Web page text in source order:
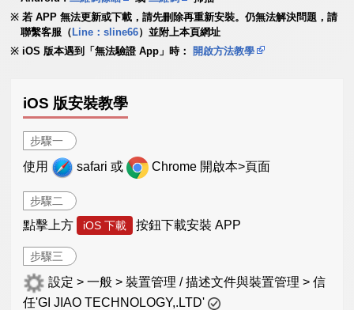
若 APP 無法更新或下載，請先刪除再重新安裝。仍無法解決問題，請
聯繫客服（ Line：sline66）並附上本頁網址
iOS 版本遇到「無法驗證 App」時：
開啟方法教學
iOS 版安裝教學
步驟一
使用 safari 或 Chrome 開啟本>頁面
步驟二
點擊上方 iOS 下載 按鈕下載安裝 APP
步驟三
設定 > 一般 > 裝置管理 / 描述文件與裝置管理 > 信
任'GI JIAO TECHNOLOGY,.LTD'